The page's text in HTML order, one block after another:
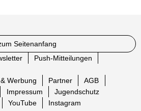
Seitenanfang
Push-Mitteilungen
Werbung Partner
AGB
Impressum
Jugendschutz
YouTube Instagram